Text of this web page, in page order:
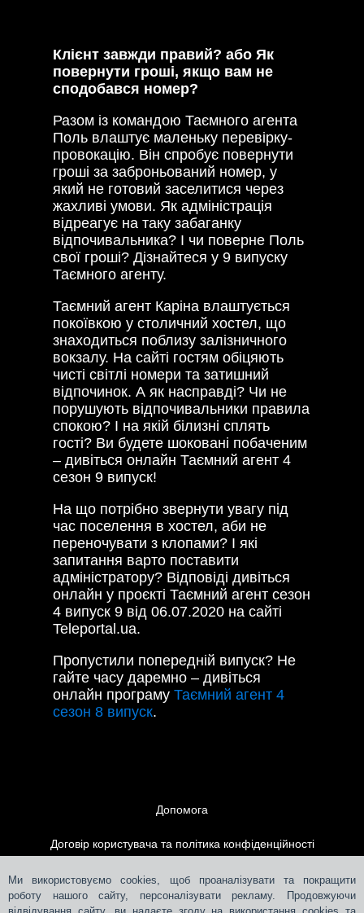
Ми використовуємо cookies, щоб проаналізувати та покращити
роботу нашого сайту, персоналізувати рекламу. Продовжуючи
Клієнт завжди правий? або Як
повернути гроші, якщо вам не
сподобався номер?
Разом із командою Таємного агента
Поль влаштує маленьку перевірку-
провокацію. Він спробує повернути
гроші за заброньований номер, у
який не готовий заселитися через
жахливі умови. Як адміністрація
відреагує на таку забаганку
відпочивальника? І чи поверне Поль
свої гроші? Дізнайтеся у 9 випуску
Таємного агенту.
Таємний агент Каріна влаштується
покоївкою у столичний хостел, що
знаходиться поблизу залізничного
вокзалу. На сайті гостям обіцяють
чисті світлі номери та затишний
відпочинок. А як насправді? Чи не
порушують відпочивальники правила
спокою? І на якій білизні сплять
гості? Ви будете шоковані побаченим
– дивіться онлайн Таємний агент 4
сезон 9 випуск!
На що потрібно звернути увагу під
час поселення в хостел, аби не
переночувати з клопами? І які
запитання варто поставити
адміністратору? Відповіді дивіться
онлайн у проєкті Таємний агент сезон
4 випуск 9 від 06.07.2020 на сайті
Teleportal.ua.
Пропустили попередній випуск? Не
гайте часу даремно – дивіться
онлайн програму Таємний агент 4
сезон 8 випуск.
Допомога
Договір користувача та політика конфіденційності
Контакти